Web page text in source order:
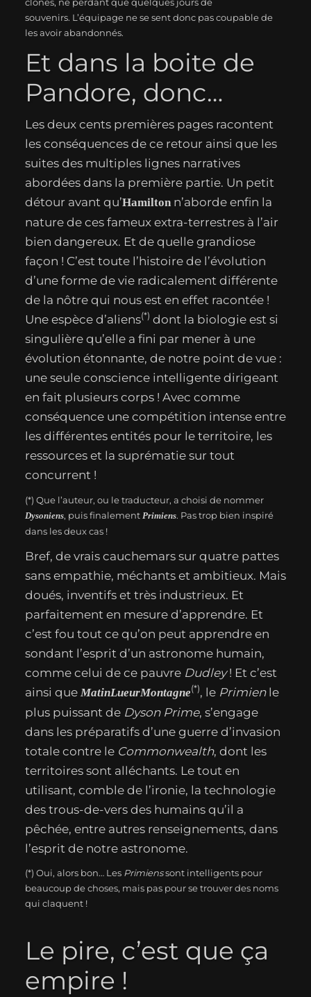
souvenirs. L’équipage ne se sent donc pas coupable de
les avoir abandonnés.
Et dans la boite de
Pandore, donc…
Les deux cents premières pages racontent
les conséquences de ce retour ainsi que les
suites des multiples lignes narratives
abordées dans la première partie. Un petit
détour avant qu’Hamilton n’aborde enfin la
nature de ces fameux extra-terrestres à l’air
bien dangereux. Et de quelle grandiose
façon ! C’est toute l’histoire de l’évolution
d’une forme de vie radicalement différente
de la nôtre qui nous est en effet racontée !
Une espèce d’aliens(*) dont la biologie est si
singulière qu’elle a fini par mener à une
évolution étonnante, de notre point de vue :
une seule conscience intelligente dirigeant
en fait plusieurs corps ! Avec comme
conséquence une compétition intense entre
les différentes entités pour le territoire, les
ressources et la suprématie sur tout
concurrent !
(*) Que l’auteur, ou le traducteur, a choisi de nommer
Dysoniens, puis finalement Primiens. Pas trop bien inspiré
dans les deux cas !
Bref, de vrais cauchemars sur quatre pattes
sans empathie, méchants et ambitieux. Mais
doués, inventifs et très industrieux. Et
parfaitement en mesure d’apprendre. Et
c’est fou tout ce qu’on peut apprendre en
sondant l’esprit d’un astronome humain,
comme celui de ce pauvre Dudley! Et c’est
ainsi que MatinLueurMontagne(*), le Primien le
plus puissant de Dyson Prime, s’engage
dans les préparatifs d’une guerre d’invasion
totale contre le Commonwealth, dont les
territoires sont alléchants. Le tout en
utilisant, comble de l’ironie, la technologie
des trous-de-vers des humains qu’il a
pêchée, entre autres renseignements, dans
l’esprit de notre astronome.
(*) Oui, alors bon… Les Primienssont intelligents pour
beaucoup de choses, mais pas pour se trouver des noms
qui claquent !
Le pire, c’est que ça
empire !